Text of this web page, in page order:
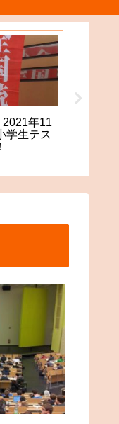
2021年11
学生テス